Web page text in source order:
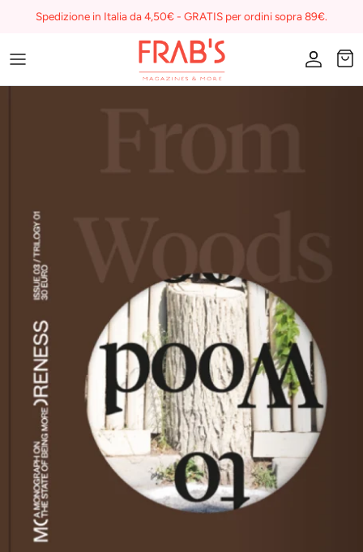
Spedizione in Italia da 4,50€ - GRATIS per ordini sopra 89€.
Magazines